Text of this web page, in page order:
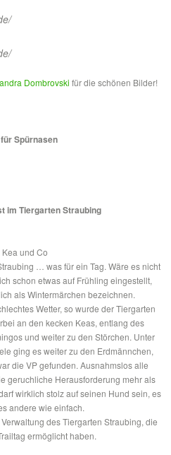
Dombrovskifür die schönen Bilder!
Spürnasen
im Tiergarten Straubing
Kea und Co
… was für ein Tag. Wäre es nicht
schon etwas auf Frühling eingestellt,
als Wintermärchen bezeichnen.
Wetter, so wurde der Tiergarten
an den kecken Keas, entlang des
und weiter zu den Störchen. Unter
ging es weiter zu den Erdmännchen,
die VP gefunden. Ausnahmslos alle
geruchliche Herausforderung mehr als
wirklich stolz auf seinen Hund sein, es
andere wie einfach.
des Tiergarten Straubing, die
ermöglicht haben.